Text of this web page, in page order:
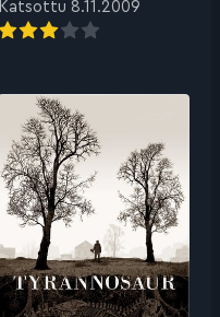
Katsottu 8.11.2009